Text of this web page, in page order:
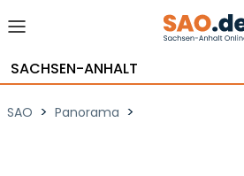
SACHSEN-ANHALT
SAO > Panorama >